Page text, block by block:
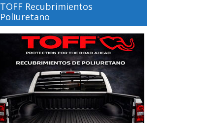
TOFF Recubrimientos
Poliuretano